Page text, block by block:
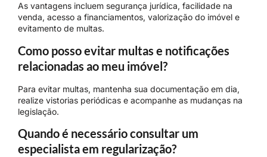
As vantagens incluem segurança jurídica, facilidade na
venda, acesso a financiamentos, valorização do imóvel e
evitamento de multas.
Como posso evitar multas e notificações
relacionadas ao meu imóvel?
Para evitar multas, mantenha sua documentação em dia,
realize vistorias periódicas e acompanhe as mudanças na
legislação.
Quando é necessário consultar um
especialista em regularização?